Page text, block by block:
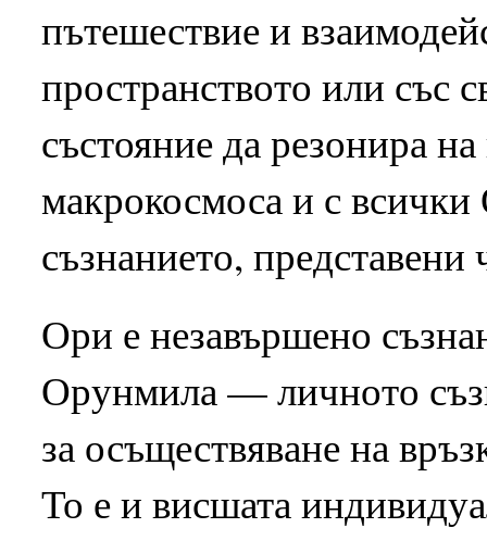
пътешествие и
пространството или със
състояние да резонира
макрокосмоса и с
съзнанието,
Ори е незавършено
Орунмила — личното
за осъществяване на
То е и висшата